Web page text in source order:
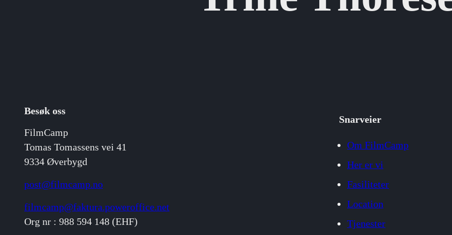
Besøk oss
FilmCamp
Tomas Tomassens vei 41
9334 Øverbygd
post@filmcamp.no
filmcamp@faktura.poweroffice.net
Org nr : 988 594 148 (EHF)
Snarveier
Om FilmCamp
Her er vi
Fasiliteter
Location
Tjenester